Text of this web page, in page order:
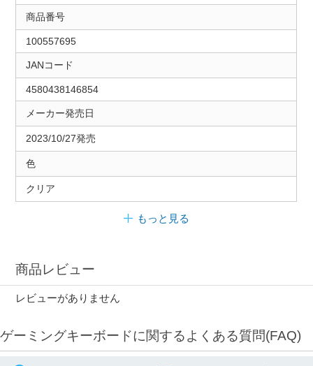
商品番号
100557695
JANコード
4580438146854
メーカー発売日
2023/10/27発売
色
クリア
もっと見る
商品レビュー
レビューがありません
ゲーミングキーボードに関するよくある質問(FAQ)